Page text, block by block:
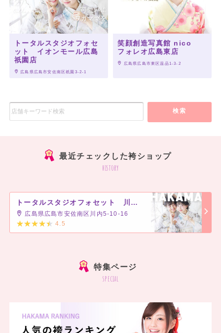
トータルスタジオフォセ
ット イオンモール広島
祇園店
広島県広島市安佐南区祇園3-2-1
笑顔創造写真館 nico
フォレオ広島東店
広島県広島市東区温品1-3-2
検索
最近チェックした袴ショップ
history
トータルスタジオフォセット 川内店
広島県広島市安佐南区川内5-10-16
4.5
特集ページ
special